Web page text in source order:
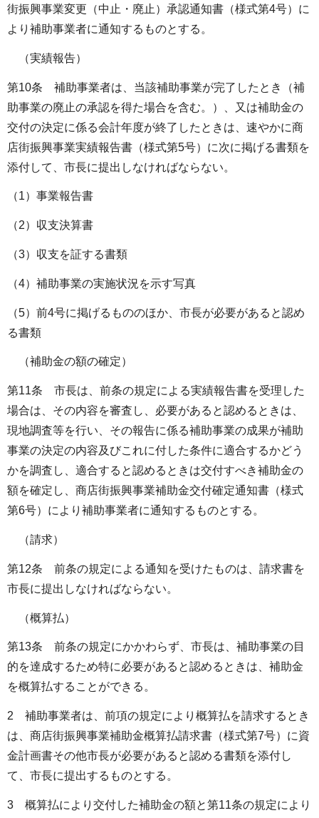
街振興事業変更（中止・廃止）承認通知書（様式第4号）に
より補助事業者に通知するものとする。
（実績報告）
第10条 補助事業者は、当該補助事業が完了したとき（補
助事業の廃止の承認を得た場合を含む。）、又は補助金の
交付の決定に係る会計年度が終了したときは、速やかに商
店街振興事業実績報告書（様式第5号）に次に掲げる書類を
添付して、市長に提出しなければならない。
（1）事業報告書
（2）収支決算書
（3）収支を証する書類
（4）補助事業の実施状況を示す写真
（5）前4号に掲げるもののほか、市長が必要があると認め
る書類
（補助金の額の確定）
第11条 市長は、前条の規定による実績報告書を受理した
場合は、その内容を審査し、必要があると認めるときは、
現地調査等を行い、その報告に係る補助事業の成果が補助
事業の決定の内容及びこれに付した条件に適合するかどう
かを調査し、適合すると認めるときは交付すべき補助金の
額を確定し、商店街振興事業補助金交付確定通知書（様式
第6号）により補助事業者に通知するものとする。
（請求）
第12条 前条の規定による通知を受けたものは、請求書を
市長に提出しなければならない。
（概算払）
第13条 前条の規定にかかわらず、市長は、補助事業の目
的を達成するため特に必要があると認めるときは、補助金
を概算払することができる。
2 補助事業者は、前項の規定により概算払を請求するとき
は、商店街振興事業補助金概算払請求書（様式第7号）に資
金計画書その他市長が必要があると認める書類を添付し
て、市長に提出するものとする。
3 概算払により交付した補助金の額と第11条の規定により